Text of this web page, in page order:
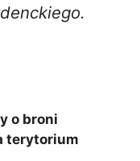
o broni
terytorium